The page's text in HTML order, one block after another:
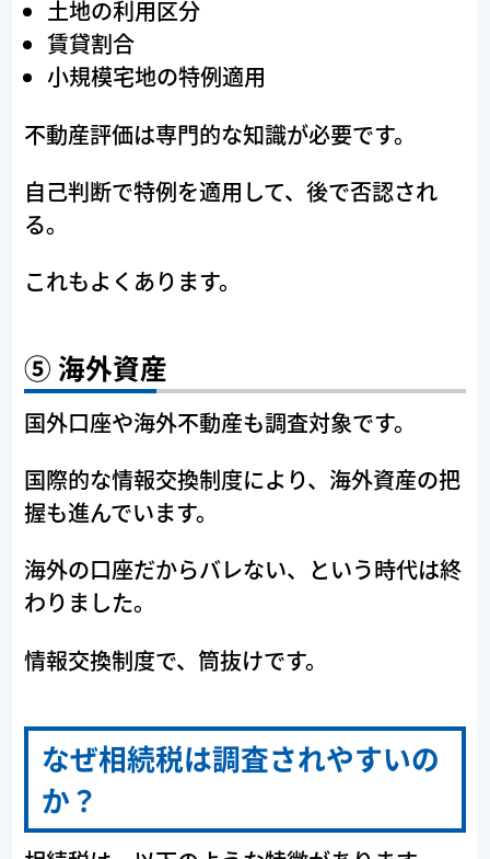
土地の利用区分
賃貸割合
小規模宅地の特例適用
不動産評価は専門的な知識が必要です。
自己判断で特例を適用して、後で否認され
る。
これもよくあります。
⑤ 海外資産
国外口座や海外不動産も調査対象です。
国際的な情報交換制度により、海外資産の把
握も進んでいます。
海外の口座だからバレない、という時代は終
わりました。
情報交換制度で、筒抜けです。
なぜ相続税は調査されやすいの
か？